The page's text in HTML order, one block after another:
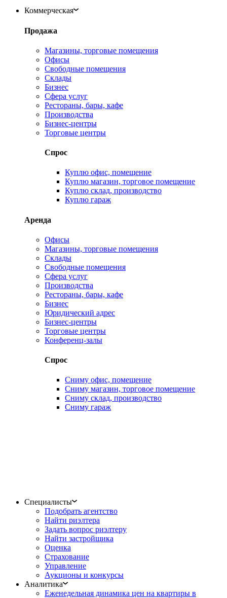
Коммерческая
Продажа
Магазины, торговые помещения
Офисы
Свободные помещения
Склады
Бизнес
Сфера услуг
Рестораны, бары, кафе
Производства
Бизнес-центры
Торговые центры
Спрос
Куплю офис, помещение
Куплю магазин, торговое помещение
Куплю склад, производство
Куплю гараж
Аренда
Офисы
Магазины, торговые помещения
Склады
Свободные помещения
Сфера услуг
Производства
Рестораны, бары, кафе
Бизнес
Юридический адрес
Бизнес-центры
Торговые центры
Конференц-залы
Спрос
Сниму офис, помещение
Сниму магазин, торговое помещение
Сниму склад, производство
Сниму гараж
Специалисты
Подобрать агентство
Найти риэлтера
Задать вопрос риэлтеру
Найти застройщика
Оценка
Страхование
Управление
Аукционы и конкурсы
Аналитика
Еженедельная динамика цен на квартиры в